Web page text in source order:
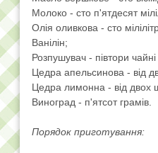
Молоко - сто п'ятдесят
Олія оливкова - сто
Ванілін;
Розпушувач - півтори
Цедра апельсинова - від
Цедра лимонна - від двох
Виноград - п'ятсот грамів.
Порядок приготування: